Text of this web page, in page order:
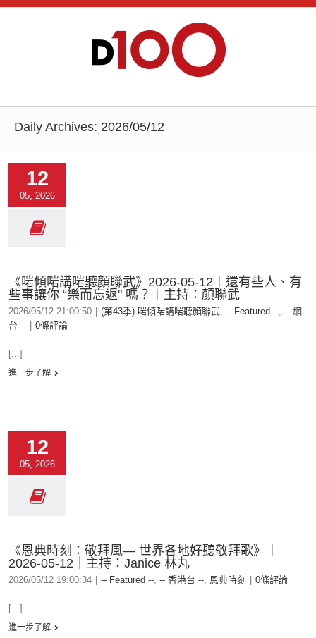
Daily Archives: 2026/05/12
12
05, 2026
《啱傾啱講啱聽顏聯武》2026-05-12︱還有些人、有
些事讓你 “樂而忘返" 嗎？︱主持：顏聯武
2026/05/12 21:00:50 (第43季) 啱傾啱講啱聽顏聯武, -- Featured --, -- 網
台 --
0條評論
[...]
進一步了解
12
05, 2026
《恩典時刻：敬拜風— 世界各地好聽敬拜歌》｜
2026-05-12｜主持：Janice 林丸
2026/05/12 19:00:34 -- Featured --, -- 香港台 --, 恩典時刻 0條評論
[...]
進一步了解